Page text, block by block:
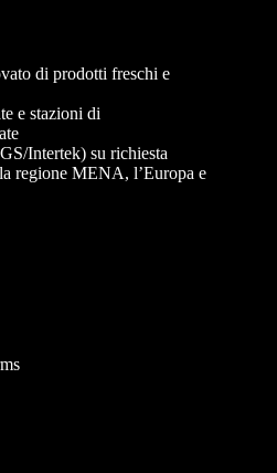
di prodotti freschi e
e stazioni di
Intertek) su richiesta
regione MENA, l’Europa e